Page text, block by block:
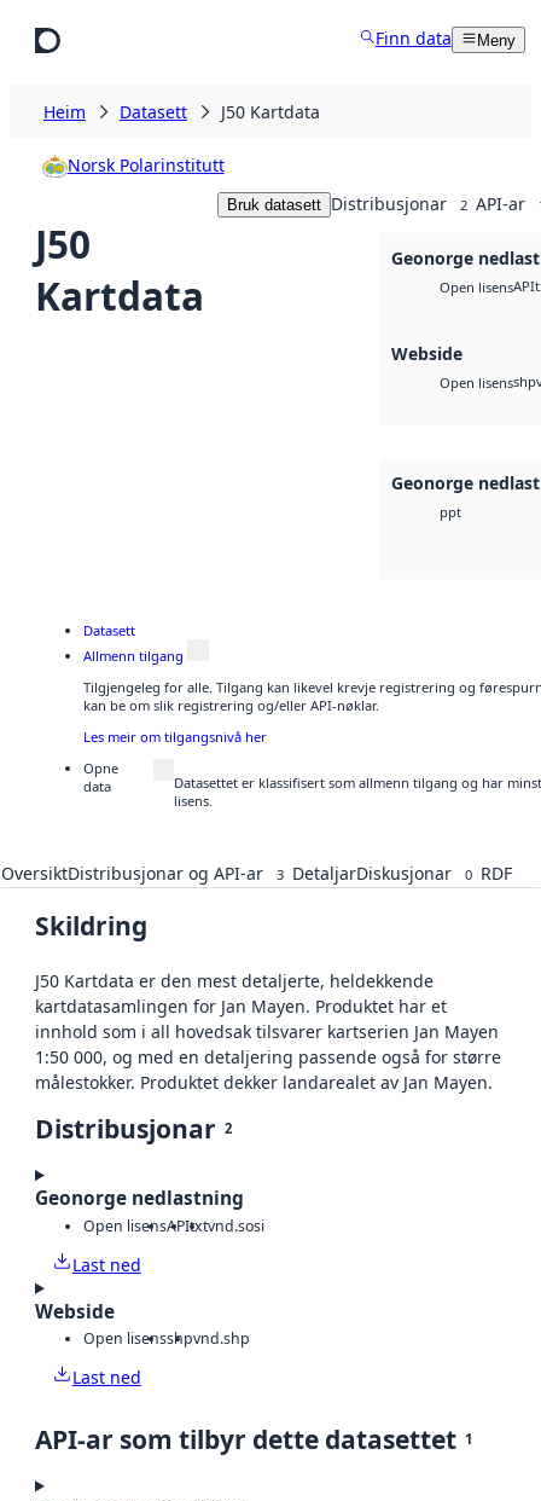
Finn data Meny
Heim Datasett J50 Kartdata
Norsk Polarinstitutt
J50
Kartdata
Bruk datasett Distribusjonar 2 API-ar
Geonorge
Open lisensAPI
Webside
Open lisensshp
Geonorge
ppt
Datasett
Allmenn tilgang
Tilgjengeleg for alle. Tilgang kan likevel krevje registrering og
kan be om slik registrering og/eller API-nøklar.
Les meir om tilgangsnivå her
Opne
data
Datasettet er klassifisert som allmenn tilgang og har
lisens.
OversiktDistribusjonar og API-ar 3 DetaljarDiskusjonar 0 RDF
Skildring
J50 Kartdata er den mest detaljerte, heldekkende
kartdatasamlingen for Jan Mayen. Produktet har et
innhold som i all hovedsak tilsvarer kartserien Jan Mayen
1:50 000, og med en detaljering passende også for større
målestokker. Produktet dekker landarealet av Jan Mayen.
Distribusjonar 2
Geonorge nedlastning
Open lisensAPItxtvnd.sosi
Last ned
Webside
Open lisensshpvnd.shp
Last ned
API-ar som tilbyr dette datasettet 1